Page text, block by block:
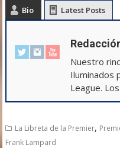
Bio Latest Posts
Nuestro
Iluminados
League.
La Libreta de la Premier,
Frank Lampard